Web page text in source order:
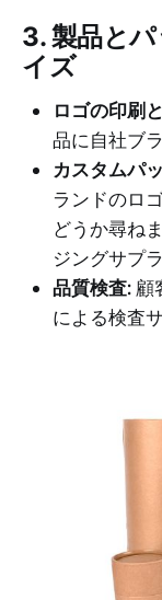
3. 製品と
イズ
ロゴの印刷
品に自社ブ
カスタムパ
ランドのロ
どうか尋ね
ジングサプ
品質検査: 顧
による検査